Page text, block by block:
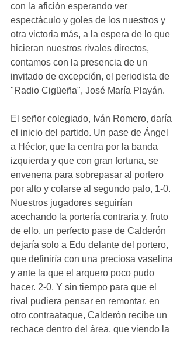
con la afición esperando ver
espectáculo y goles de los nuestros y
otra victoria más, a la espera de lo que
hicieran nuestros rivales directos,
contamos con la presencia de un
invitado de excepción, el periodista de
"Radio Cigüeña", José María Playán.
El señor colegiado, Iván Romero, daría
el inicio del partido. Un pase de Ángel
a Héctor, que la centra por la banda
izquierda y que con gran fortuna, se
envenena para sobrepasar al portero
por alto y colarse al segundo palo, 1-0.
Nuestros jugadores seguirían
acechando la portería contraria y, fruto
de ello, un perfecto pase de Calderón
dejaría solo a Edu delante del portero,
que definiría con una preciosa vaselina
y ante la que el arquero poco pudo
hacer. 2-0. Y sin tiempo para que el
rival pudiera pensar en remontar, en
otro contraataque, Calderón recibe un
rechace dentro del área, que viendo la